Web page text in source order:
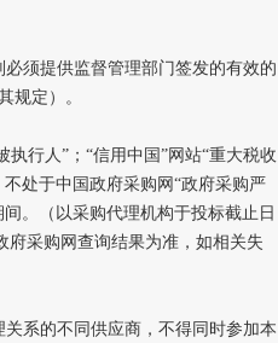
须提供监督管理部门签发的有效的
规定）。
行人”；“信用中国”网站“重大税收
处于中国政府采购网“政府采购严
。（以采购代理机构于投标截止日
府采购网查询结果为准，如相关失
系的不同供应商，不得同时参加本